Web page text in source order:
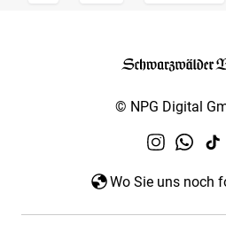
© NPG Digital
Wo Sie uns noch